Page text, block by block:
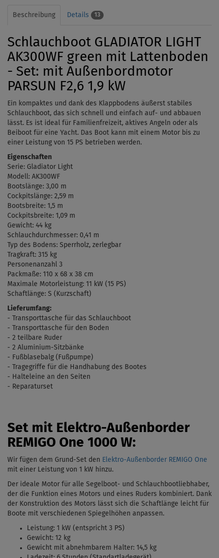
Beschreibung Details 13
Schlauchboot GLADIATOR LIGHT
AK300WF green mit Lattenboden
- Set: mit Außenbordmotor
PARSUN F2,6 1,9 kW
Ein kompaktes und dank des Klappbodens äußerst stabiles
Schlauchboot, das sich schnell und einfach auf- und abbauen
lässt. Es ist ideal für Familienfreizeit, aktives Angeln oder als
Beiboot für eine Yacht. Das Boot kann mit einem Motor bis zu
einer Leistung von 15 PS betrieben werden.
Eigenschaften
Serie: Gladiator Light
Modell: AK300WF
Bootslänge: 3,00 m
Cockpitslänge: 2,59 m
Bootsbreite: 1,5 m
Cockpitsbreite: 1,09 m
Gewicht: 44 kg
Schlauchdurchmesser: 0,41 m
Typ des Bodens: Sperrholz, zerlegbar
Tragkraft: 315 kg
Personenanzahl 3
Packmaße: 110 x 68 x 38 cm
Maximale Motorleistung: 11 kW (15 PS)
Schaftlänge: S (Kurzschaft)
Lieferumfang:
- Transporttasche für das Schlauchboot
- Transporttasche für den Boden
- 2 teilbare Ruder
- 2 Aluminium-Sitzbänke
- Fu ßblasebalg ( Fußpumpe)
- Tragegriffe für die Handhabung des Bootes
- Halteleine an den Seiten
- Reparaturset
Set mit Elektro-Außenborder
REMIGO One 1000 W:
Wir fügen dem Grund-Set den Elektro-Außenborder REMIGO One
mit einer Leistung von 1 kW hinzu.
Der ideale Motor für alle Segelboot- und Schlauchbootliebhaber,
der die Funktion eines Motors und eines Ruders kombiniert. Dank
der Konstruktion des Motors lässt sich die Schaftlänge leicht für
Boote mit verschiedenen Spiegelhöhen anpassen.
Leistung: 1 kW (entspricht 3 PS)
Gewicht: 12 kg
Gewicht mit abnehmbarem Halter: 14,5 kg